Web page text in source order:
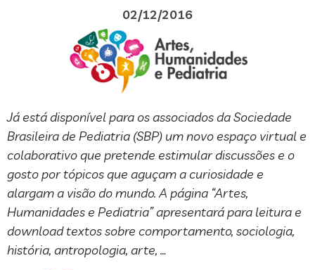
02/12/2016
Já está disponível para os associados da Sociedade
Brasileira de Pediatria (SBP) um novo espaço virtual e
colaborativo que pretende estimular discussões e o
gosto por tópicos que aguçam a curiosidade e
alargam a visão do mundo. A página “Artes,
Humanidades e Pediatria” apresentará para leitura e
download textos sobre comportamento, sociologia,
história, antropologia, arte, …